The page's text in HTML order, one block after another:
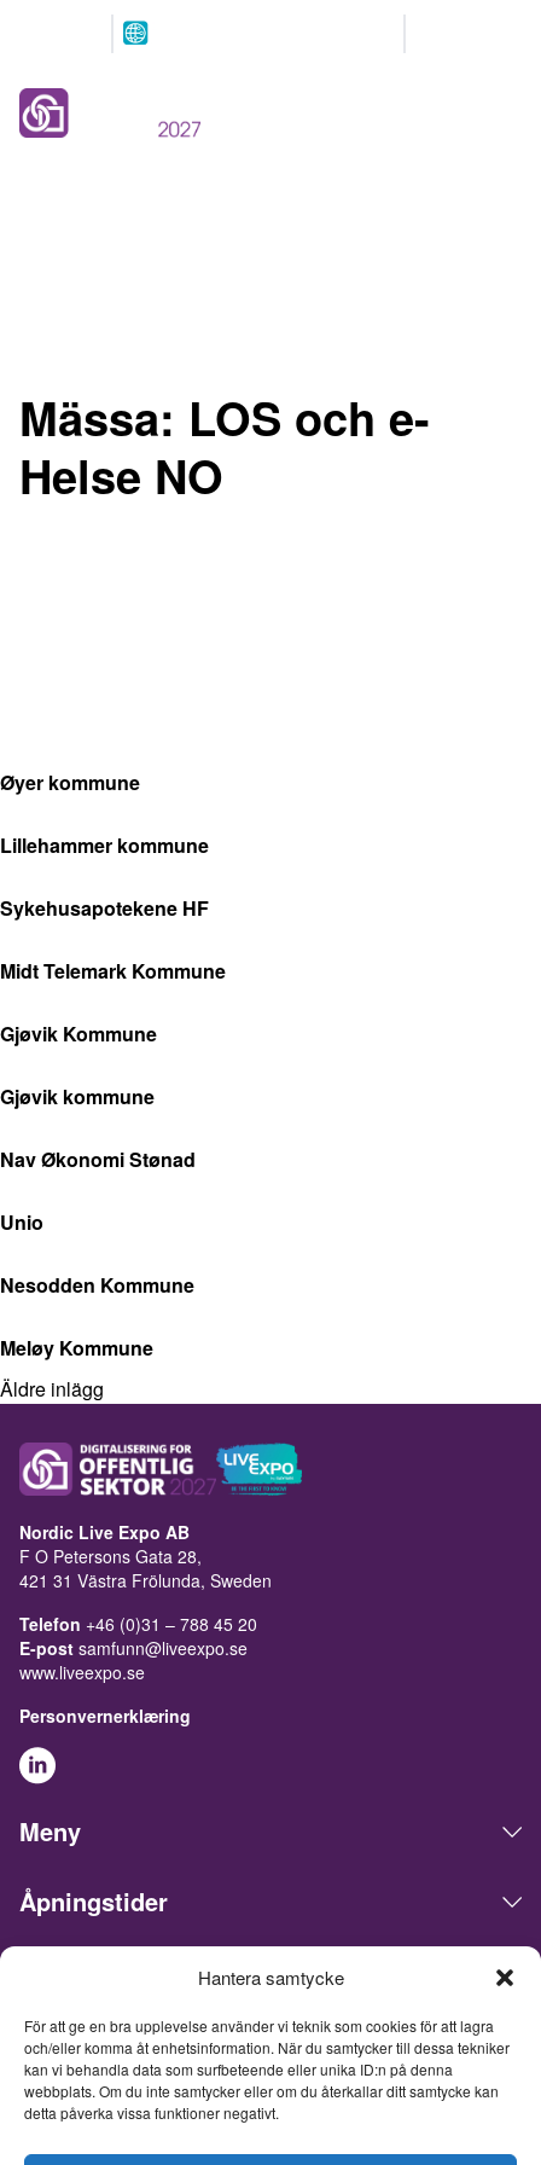
Hantera samtycke
För att ge en bra upplevelse använder vi teknik som cookies för att lagra
och/eller komma åt enhetsinformation. När du samtycker till dessa tekniker
kan vi behandla data som surfbeteende eller unika ID:n på denna
webbplats. Om du inte samtycker eller om du återkallar ditt samtycke kan
detta påverka vissa funktioner negativt.
Mässa: LOS och e-
Helse NO
Øyer kommune
Lillehammer kommune
Sykehusapotekene HF
Midt Telemark Kommune
Gjøvik Kommune
Gjøvik kommune
Nav Økonomi Stønad
Unio
Nesodden Kommune
Meløy Kommune
Äldre inlägg
Nordic Live Expo AB
F O Petersons Gata 28,
421 31 Västra Frölunda, Sweden
Telefon +46 (0)31 – 788 45 20
E-post samfunn@liveexpo.se
www.liveexpo.se
Personvernerklæring
Meny
Åpningstider
Live Expo arrangerer messer, møter, konferanser og events i
Vi matcher mennesker og bedrifter for å gjøre forretninger,
nettverke og inspirere hverandre. Live Expo er startet av
Sveriges mest erfarne entreprenører innen messer og events,
som har lansert over hundre nye messer, hvorav flere i dag er
ledende innen sine respektive bransjer. Med et fullpakket
innhold inspirerer, utvikler og oppdaterer vi våre besøkende, og